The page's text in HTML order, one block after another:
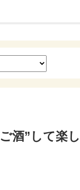
酒”して楽